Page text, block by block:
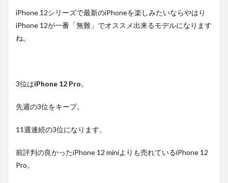
iPhone 12シリーズで最新のiPhoneを楽しみたいならやはり
iPhone 12が一番「無難」でオススメ出来るモデルになります
ね。
3位はiPhone 12 Pro。
先週の3位をキープ。
11週連続の3位になります。
前評判の良かったiPhone 12 miniよりも売れているiPhone 12
Pro。